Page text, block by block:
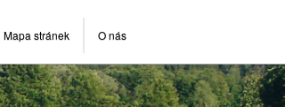
Mapa stránek O nás